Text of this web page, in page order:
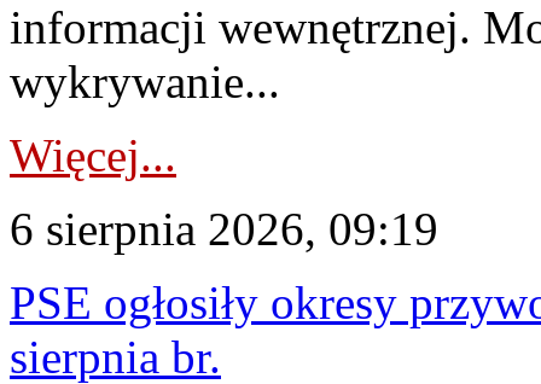
informacji wewnętrznej.
wykrywanie...
Więcej...
6 sierpnia 2026, 09:19
PSE ogłosiły okresy
sierpnia br.